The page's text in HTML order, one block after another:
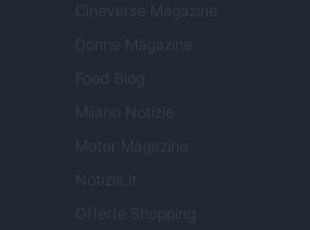
Cineverse Magazine
Donne Magazine
Food Blog
Milano Notizie
Motor Magazine
Notizie.it
Offerte Shopping